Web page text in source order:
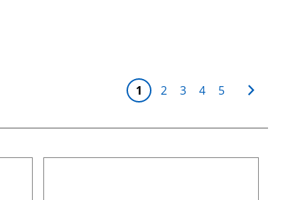
P
a
e
Vous lisez actuellement la
1 Page
2 Page
3 Page
4 Page
5